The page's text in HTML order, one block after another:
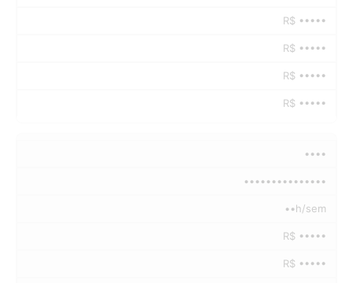
R$ •••••
R$ •••••
R$ •••••
R$ •••••
••••
•••••••••••••••
••h/sem
R$ •••••
R$ •••••